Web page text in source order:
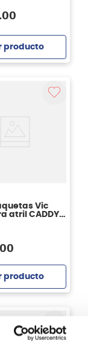
00
producto
Vic
atril CADDY
00
producto